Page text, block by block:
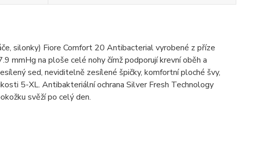
silonky) Fiore Comfort 20 Antibacterial vyrobené z příze
mmHg na ploše celé nohy čímž podporují krevní oběh a
sed, neviditelně zesílené špičky, komfortní ploché švy,
5-XL. Antibakteriální ochrana Silver Fresh Technology
svěží po celý den.